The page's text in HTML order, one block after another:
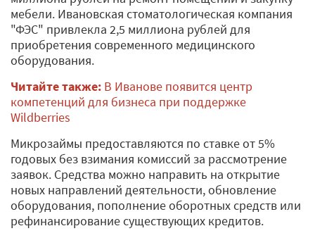
мебели. Ивановская стоматологическая компания
"ФЭС" привлекла 2,5 миллиона рублей для
приобретения современного медицинского
оборудования.
Читайте также: В Иванове появится центр
компетенций для бизнеса при поддержке
Wildberries
Микрозаймы предоставляются по ставке от 5%
годовых без взимания комиссий за рассмотрение
заявок. Средства можно направить на открытие
новых направлений деятельности, обновление
оборудования, пополнение оборотных средств или
рефинансирование существующих кредитов.